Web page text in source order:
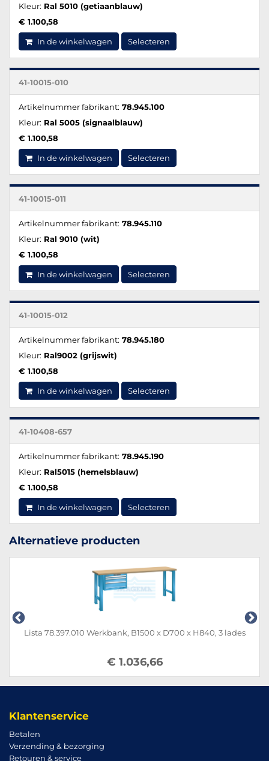
Kleur: Ral 5010 (getiaanblauw)
€ 1.100,58
In de winkelwagen Selecteren
41-10015-010
Artikelnummer fabrikant: 78.945.100
Kleur: Ral 5005 (signaalblauw)
€ 1.100,58
In de winkelwagen Selecteren
41-10015-011
Artikelnummer fabrikant: 78.945.110
Kleur: Ral 9010 (wit)
€ 1.100,58
In de winkelwagen Selecteren
41-10015-012
Artikelnummer fabrikant: 78.945.180
Kleur: Ral9002 (grijswit)
€ 1.100,58
In de winkelwagen Selecteren
41-10408-657
Artikelnummer fabrikant: 78.945.190
Kleur: Ral5015 (hemelsblauw)
€ 1.100,58
In de winkelwagen Selecteren
Alternatieve producten
Lista 78.397.010 Werkbank, B1500 x D700 x H840, 3 lades
€ 1.036,66
Klantenservice
Betalen
Verzending & bezorging
Retouren & service